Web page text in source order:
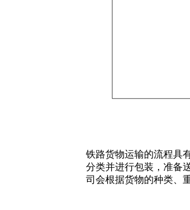
铁路货物运输的流程具
分类并进行包装，准备
司会根据货物的种类、